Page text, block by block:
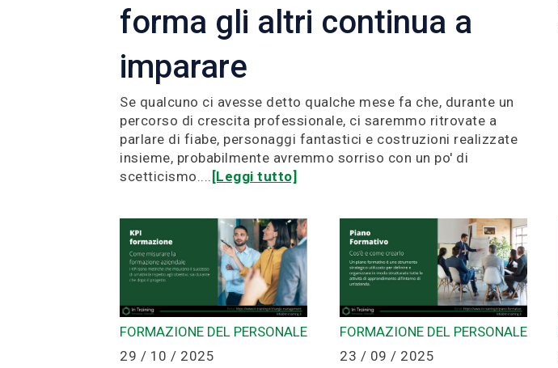
forma gli altri continua a
imparare
Se qualcuno ci avesse detto qualche mese fa che, durante un
percorso di crescita professionale, ci saremmo ritrovate a
parlare di fiabe, personaggi fantastici e costruzioni realizzate
insieme, probabilmente avremmo sorriso con un po' di
scetticismo.... [Leggi tutto]
FORMAZIONE DEL PERSONALE
29 / 10 / 2025
FORMAZIONE DEL PERSONALE
23 / 09 / 2025